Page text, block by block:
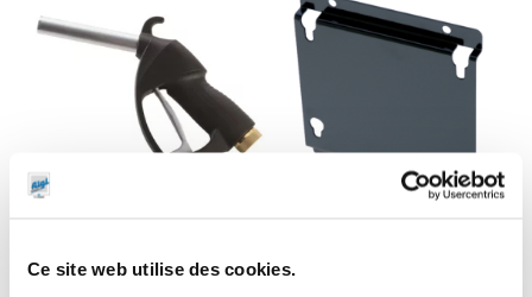
Ce site web utilise des cookies.
de distribution